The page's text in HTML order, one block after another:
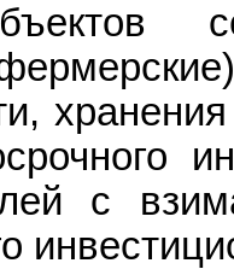
хранения
с